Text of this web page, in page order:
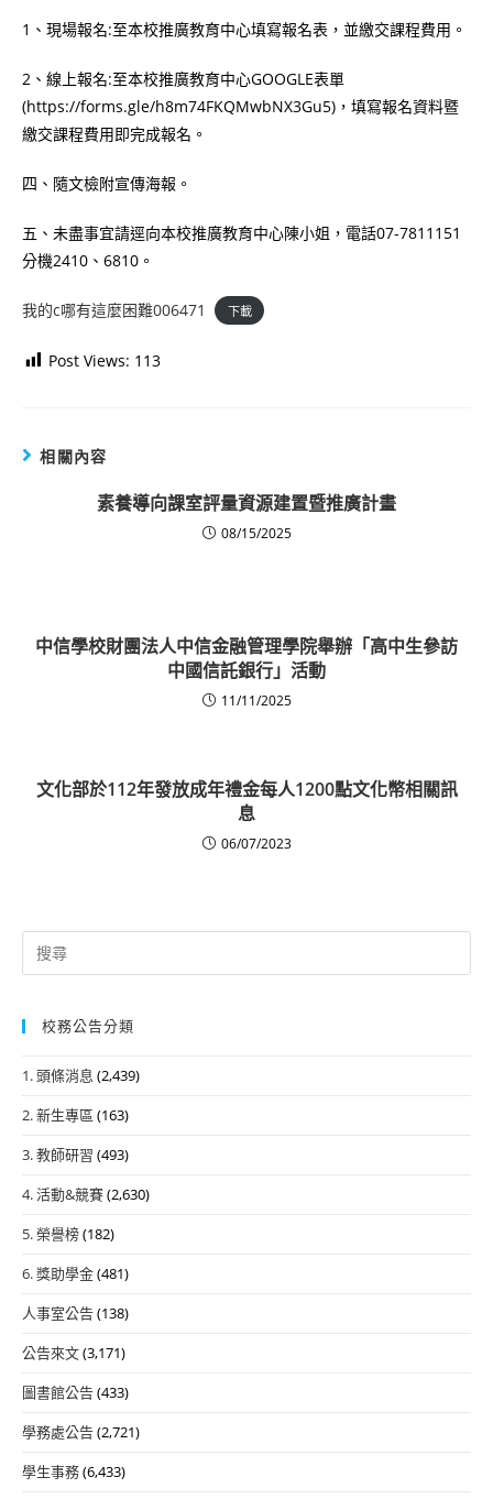
1、現場報名:至本校推廣教育中心填寫報名表，並繳交課程費用。
2、線上報名:至本校推廣教育中心GOOGLE表單
(https://forms.gle/h8m74FKQMwbNX3Gu5)，填寫報名資料暨
繳交課程費用即完成報名。
四、隨文檢附宣傳海報。
五、未盡事宜請逕向本校推廣教育中心陳小姐，電話07-7811151
分機2410、6810。
我的c哪有這麼困難006471 下載
Post Views: 113
相關內容
素養導向課室評量資源建置暨推廣計畫
08/15/2025
中信學校財團法人中信金融管理學院舉辦「高中生參訪
中國信託銀行」活動
11/11/2025
文化部於112年發放成年禮金每人1200點文化幣相關訊
息
06/07/2023
Search
for:
校務公告分類
1. 頭條消息 (2,439)
2. 新生專區 (163)
3. 教師研習 (493)
4. 活動&競賽(2,630)
5. 榮譽榜(182)
6. 獎助學金(481)
人事室公告(138)
公告來文(3,171)
圖書館公告(433)
學務處公告(2,721)
學生事務(6,433)